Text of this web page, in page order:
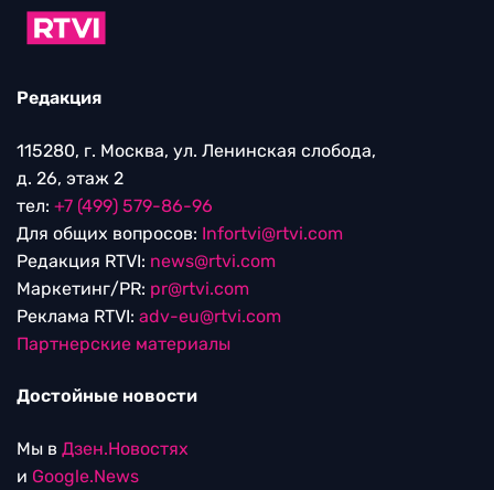
Редакция
115280, г. Москва, ул. Ленинская слобода,
д. 26, этаж 2
тел: +7 (499) 579-86-96
Для общих вопросов: Infortvi@rtvi.com
Редакция RTVI: news@rtvi.com
Маркетинг/PR: pr@rtvi.com
Реклама RTVI: adv-eu@rtvi.com
Партнерские материалы
Достойные новости
Мы в Дзен.Новостях
и Google.News